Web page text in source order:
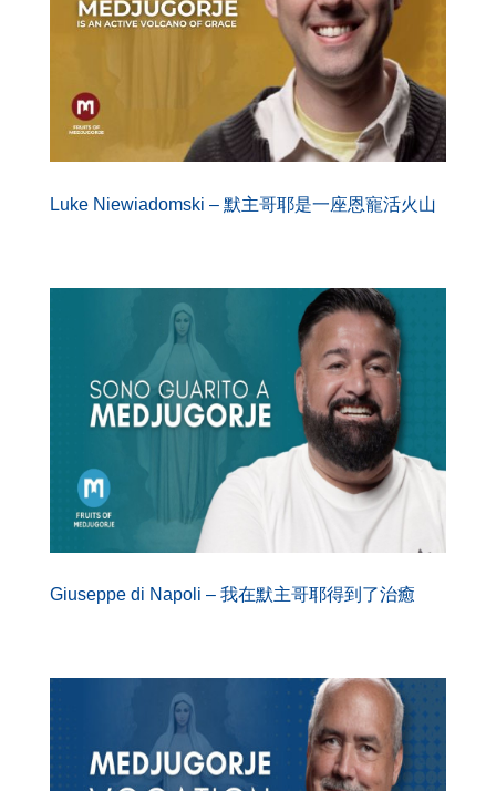
Luke Niewiadomski – 默主哥耶是一座恩寵活火山
Giuseppe di Napoli – 我在默主哥耶得到了治癒